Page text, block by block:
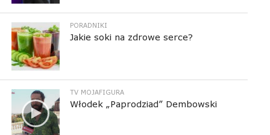
PORADNIKI
Jakie soki na zdrowe serce?
TV MOJAFIGURA
Włodek „Paprodziad” Dembowski